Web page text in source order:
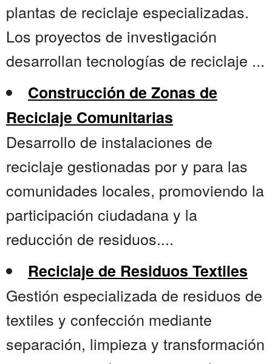
plantas de reciclaje especializadas.
Los proyectos de investigación
desarrollan tecnologías de reciclaje ...
Construcción de Zonas de
Reciclaje Comunitarias
Desarrollo de instalaciones de
reciclaje gestionadas por y para las
comunidades locales, promoviendo la
participación ciudadana y la
reducción de residuos....
Reciclaje de Residuos Textiles
Gestión especializada de residuos de
textiles y confección mediante
separación, limpieza y transformación